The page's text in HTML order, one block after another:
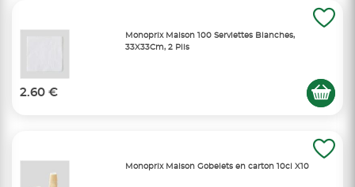
Monoprix Maison 100 Serviettes Blanches,
33X33Cm, 2 Plis
2.60 €
Monoprix Maison Gobelets en carton 10cl X10